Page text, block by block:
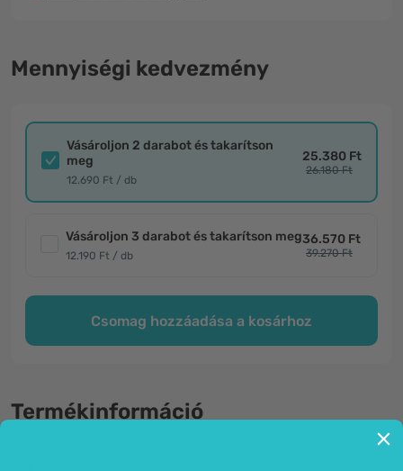
Mennyiségi kedvezmény
Vásároljon 2 darabot és takarítson
meg
12.690 Ft / db
25.380 Ft
26.180 Ft
Vásároljon 3 darabot és takarítson meg
12.190 Ft / db
36.570 Ft
39.270 Ft
Csomag hozzáadása a kosárhoz
Termékinformáció